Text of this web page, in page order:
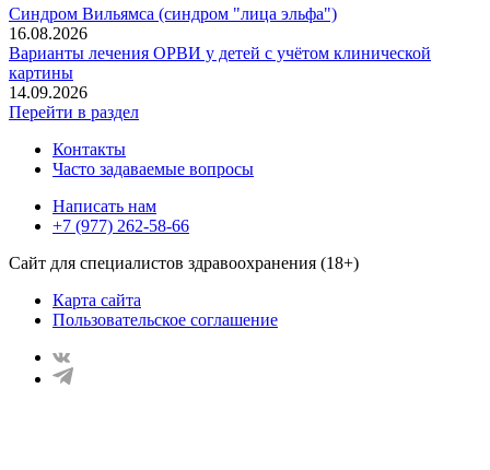
Синдром Вильямса (синдром "лица эльфа")
16.08.2026
Варианты лечения ОРВИ у детей с учётом клинической
картины
14.09.2026
Перейти в раздел
Контакты
Часто задаваемые вопросы
Написать нам
+7 (977) 262-58-66
Сайт для специалистов здравоохранения (18+)
Карта сайта
Пользовательское соглашение